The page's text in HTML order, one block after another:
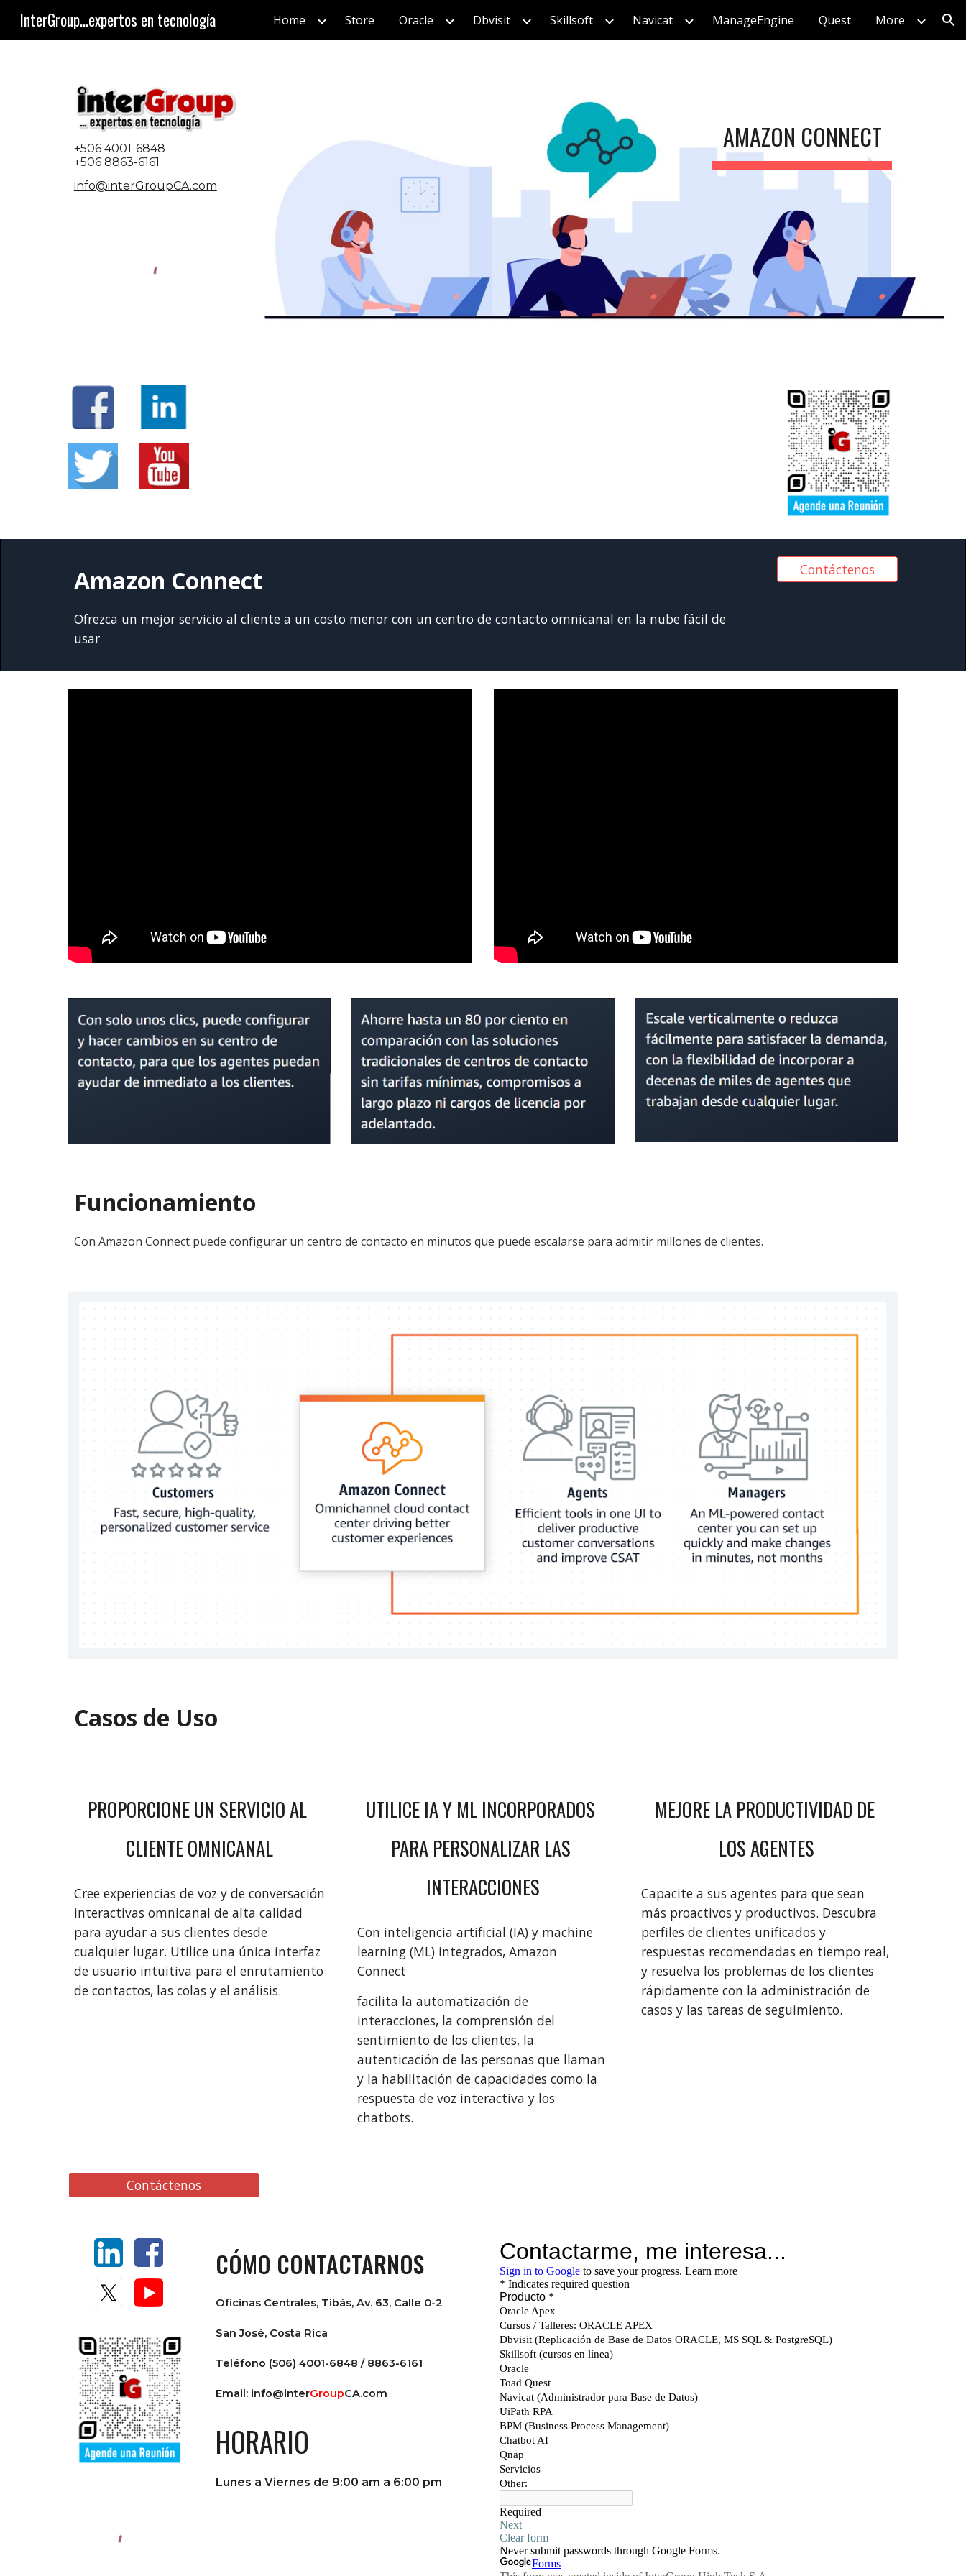
Skip to main content Skip to navigation
InterGroup...expertos en tecnología Home Store Oracle Dbvisit Skillsoft Navicat ManageEngine Quest More
+506 4001-6848
+506 8863-6161
info@interGroupCA.com
AMAZON CONNECT
Amazon Connect
Ofrezca un mejor servicio al cliente a un costo menor con un centro de contacto omnicanal en la nube fácil de
usar
Contáctenos
Funcionamiento
Con Amazon Connect puede configurar un centro de contacto en minutos que puede escalarse para admitir millones de clientes.
Casos de Uso
PROPORCIONE UN SERVICIO AL
CLIENTE OMNICANAL
Cree experiencias de voz y de conversación
interactivas omnicanal de alta calidad
para ayudar a sus clientes desde
cualquier lugar. Utilice una única interfaz
de usuario intuitiva para el enrutamiento
de contactos, las colas y el análisis.
UTILICE IA Y ML INCORPORADOS
PARA PERSONALIZAR LAS
INTERACCIONES
Con inteligencia artificial (IA) y machine
learning (ML) integrados, Amazon
Connect
facilita la automatización de
interacciones, la comprensión del
sentimiento de los clientes, la
autenticación de las personas que llaman
y la habilitación de capacidades como la
respuesta de voz interactiva y los
chatbots.
MEJORE LA PRODUCTIVIDAD DE
LOS AGENTES
Capacite a sus agentes para que sean
más proactivos y productivos. Descubra
perfiles de clientes unificados y
respuestas recomendadas en tiempo real,
y resuelva los problemas de los clientes
rápidamente con la administración de
casos y las tareas de seguimiento.
Contáctenos
CÓMO CONTACTARNOS
Oficinas Centrales, Tibás, Av. 63, Calle 0-2
San José, Costa Rica
Teléfono (506) 4001-6848 / 8863-6161
Email: info@interGroupCA.com
HORARIO
Lunes a Viernes de 9:00 am a 6:00 pm